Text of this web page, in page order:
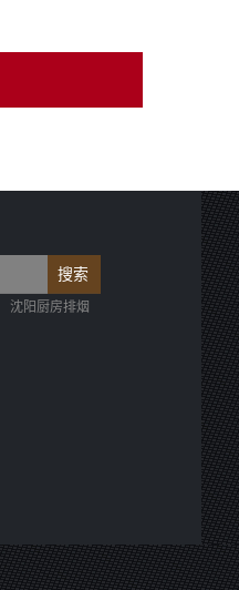
沈阳厨房排烟